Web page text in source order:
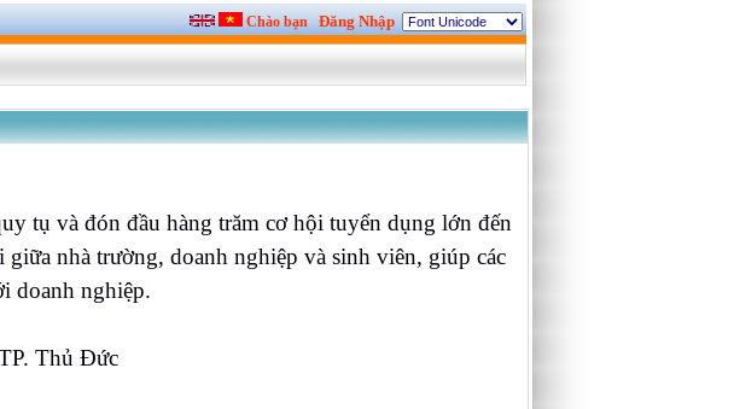
Chào bạn Đăng Nhập
tụ và đón đầu hàng trăm cơ hội tuyển dụng lớn đến
nhà trường, doanh nghiệp và sinh viên, giúp các
doanh nghiệp.
Thủ Đức